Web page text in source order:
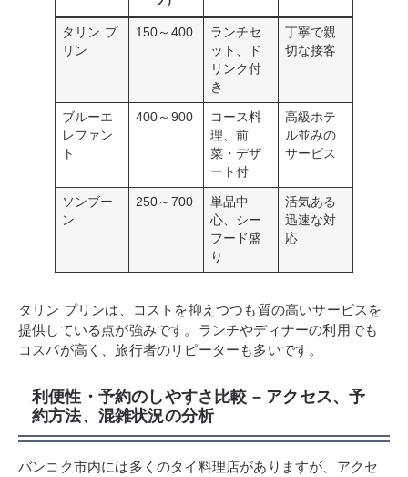
タリン プ
リン
150～400
ランチセ
ット、ド
リンク付
き
丁寧で親
切な接客
ブルーエ
レファン
ト
400～900
コース料
理、前
菜・デザ
ート付
高級ホテ
ル並みの
サービス
ソンブー
ン
250～700
単品中
心、シー
フード盛
り
活気ある
迅速な対
応
タリン プリンは、コストを抑えつつも質の高いサービスを
提供している点が強みです。ランチやディナーの利用でも
コスパが高く、旅行者のリピーターも多いです。
利便性・予約のしやすさ比較 – アクセス、予
約方法、混雑状況の分析
バンコク市内には多くのタイ料理店がありますが、アクセ